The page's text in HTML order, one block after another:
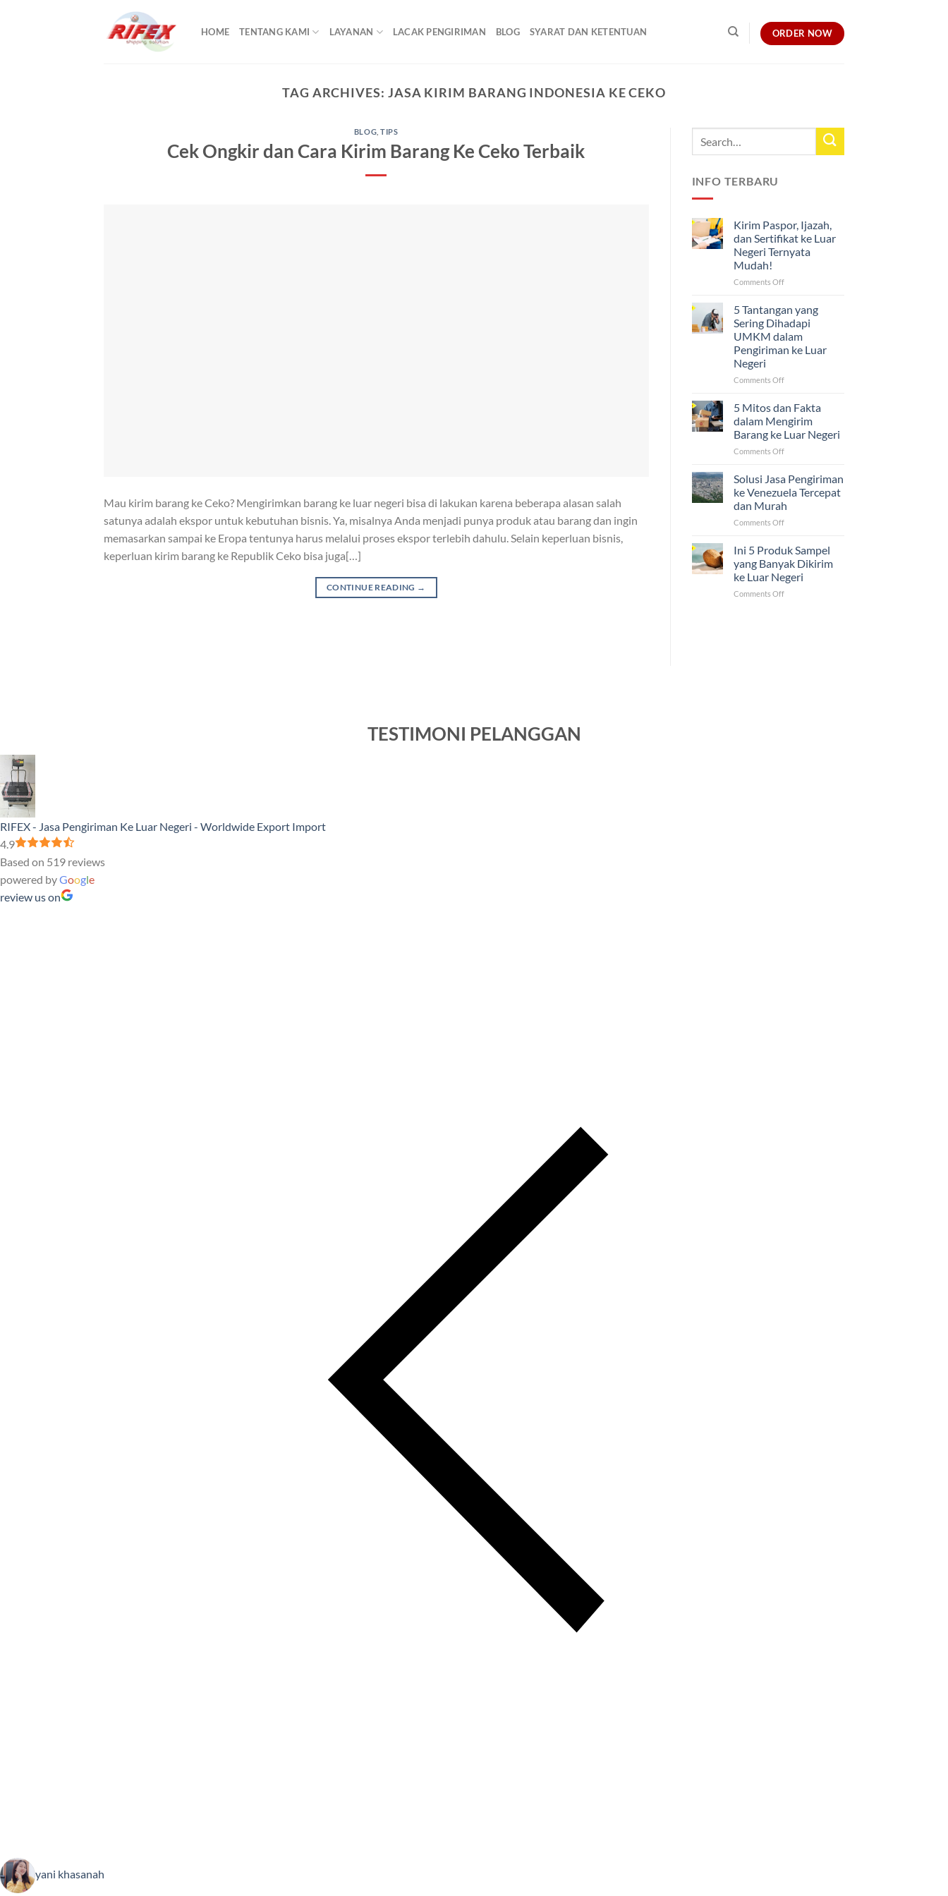
HOME TENTANG KAMI LAYANAN LACAK PENGIRIMAN BLOG SYARAT DAN KETENTUAN ORDER NOW
TAG ARCHIVES: JASA KIRIM BARANG INDONESIA KE CEKO
BLOG ,TIPS
Cek Ongkir dan Cara Kirim Barang Ke Ceko Terbaik
Mau kirim barang ke Ceko? Mengirimkan barang ke luar negeri bisa di lakukan karena beberapa alasan salah
satunya adalah ekspor untuk kebutuhan bisnis. Ya, misalnya Anda menjadi punya produk atau barang dan ingin
memasarkan sampai ke Eropa tentunya harus melalui proses ekspor terlebih dahulu. Selain keperluan bisnis,
keperluan kirim barang ke Republik Ceko bisa juga[…]
CONTINUE READING →
INFO TERBARU
Kirim Paspor, Ijazah,
dan Sertifikat ke Luar
Negeri Ternyata
Mudah!
Comments Offon
Ijazah,
dan
Sertifikat
ke
Negeri
5 Tantangan yang
Sering Dihadapi
UMKM dalam
Pengiriman ke Luar
Negeri
Comments Offon
Tantangan
yang
Sering
Dihadapi
UMKM
Pengiriman
ke
Luar
Negeri
5 Mitos dan Fakta
dalam Mengirim
Barang ke Luar Negeri
Comments Offon
Mitos
dan
Fakta
dalam
Mengirim
ke
Luar
Negeri
Solusi Jasa Pengiriman
ke Venezuela Tercepat
dan Murah
Comments Offon
Jasa
Pengiriman
ke
Venezuela
Tercepat
Ini 5 Produk Sampel
yang Banyak Dikirim
ke Luar Negeri
Comments Offon
TESTIMONI PELANGGAN
RIFEX - Jasa Pengiriman Ke Luar Negeri - Worldwide Export Import
4.9
Based on 519 reviews
powered byGoogle
review us on
yani khasanah